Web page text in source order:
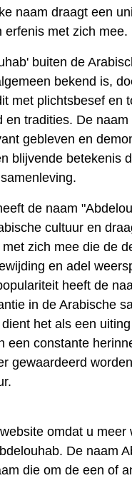
naam draagt ​​een
erfenis met zich mee.
buiten de
bekend is,
met plichtsbesef en
en tradities. De
gebleven en
blijvende betekenis
de naam
cultuur en
zich mee die de
en adel
heeft de
in de Arabische
het als een
een constante
gewaardeerd
omdat u meer
De naam
die om de een of